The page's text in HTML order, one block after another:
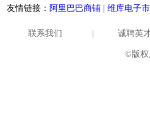
友情链接： 阿里巴巴商铺 维库电子
联系我们 诚聘英
©版权